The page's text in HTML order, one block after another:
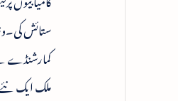
ستائش
کمارشنڈے
ملک ایک